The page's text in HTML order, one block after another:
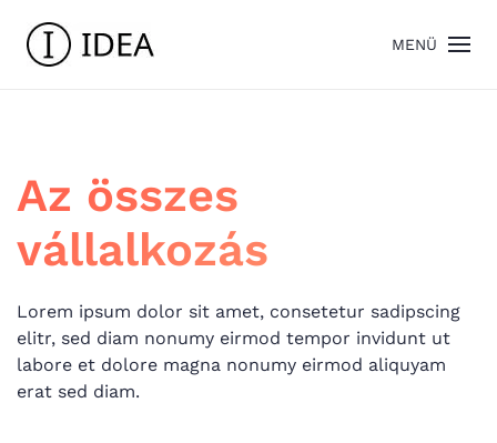
MENÜ
Az összes
vállalkozás
Lorem ipsum dolor sit amet, consetetur sadipscing
elitr, sed diam nonumy eirmod tempor invidunt ut
labore et dolore magna nonumy eirmod aliquyam
erat sed diam.